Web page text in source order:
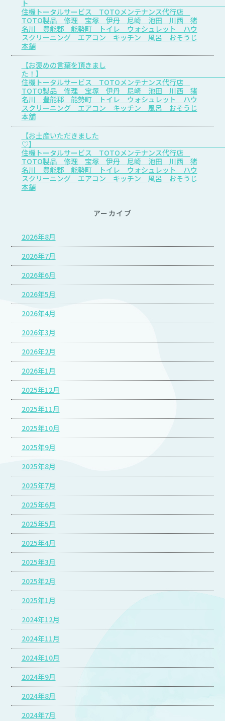
住機トータルサービス TOTOメンテナンス代行店
TOTO製品 修理 宝塚 伊丹 尼崎 池田 川西 猪
名川 豊能郡 能勢町 トイレ ウォシュレット ハウ
スクリーニング エアコン キッチン 風呂 おそうじ
本舗
【お褒めの言葉を頂きまし
た
住機トータルサービス TOTOメンテナンス代行店
TOTO製品 修理 宝塚 伊丹 尼崎 池田 川西 猪
名川 豊能郡 能勢町 トイレ ウォシュレット ハウ
スクリーニング エアコン キッチン 風呂 おそうじ
本舗
【お土産いただきました
♡
住機トータルサービス TOTOメンテナンス代行店
TOTO製品 修理 宝塚 伊丹 尼崎 池田 川西 猪
名川 豊能郡 能勢町 トイレ ウォシュレット ハウ
スクリーニング エアコン キッチン 風呂 おそうじ
本舗
アーカイブ
2026年8月
2026年7月
2026年6月
2026年5月
2026年4月
2026年3月
2026年2月
2026年1月
2025年12月
2025年11月
2025年10月
2025年9月
2025年8月
2025年7月
2025年6月
2025年5月
2025年4月
2025年3月
2025年2月
2025年1月
2024年12月
2024年11月
2024年10月
2024年9月
2024年8月
2024年7月